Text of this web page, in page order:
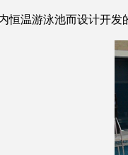
温游泳池而设计开发